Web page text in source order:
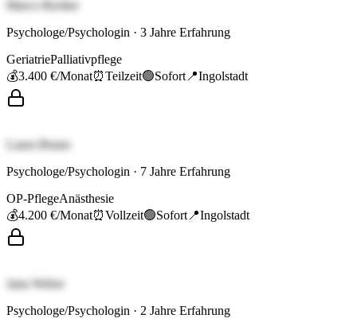
Marco Richter
Psychologe/Psychologin · 3 Jahre Erfahrung
GeriatriePalliativpflege
💰3.400 €/Monat⏰Teilzeit🟢Sofort 📍Ingolstadt
Laura Braun
Psychologe/Psychologin · 7 Jahre Erfahrung
OP-PflegeAnästhesie
💰4.200 €/Monat⏰Vollzeit🟢Sofort 📍Ingolstadt
Jana Weber
Psychologe/Psychologin · 2 Jahre Erfahrung